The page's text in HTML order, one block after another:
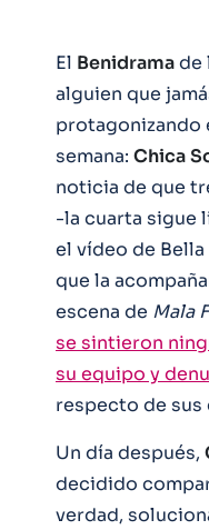
El Benidramade
alguien que
protagonizando
semana: Chica
noticia de que
-la cuarta sigue
el vídeo de Bella
que la
escena de Mala
se sintieron
su equipo y
respecto de
Un día después,
decidido
verdad,